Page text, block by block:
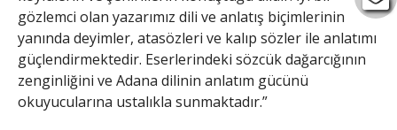
gözlemci olan yazarımız dili ve anlatış biçimlerinin
yanında deyimler, atasözleri ve kalıp sözler ile anlatımı
güçlendirmektedir. Eserlerindeki sözcük dağarcığının
zenginliğini ve Adana dilinin anlatım gücünü
okuyucularına ustalıkla sunmaktadır.”